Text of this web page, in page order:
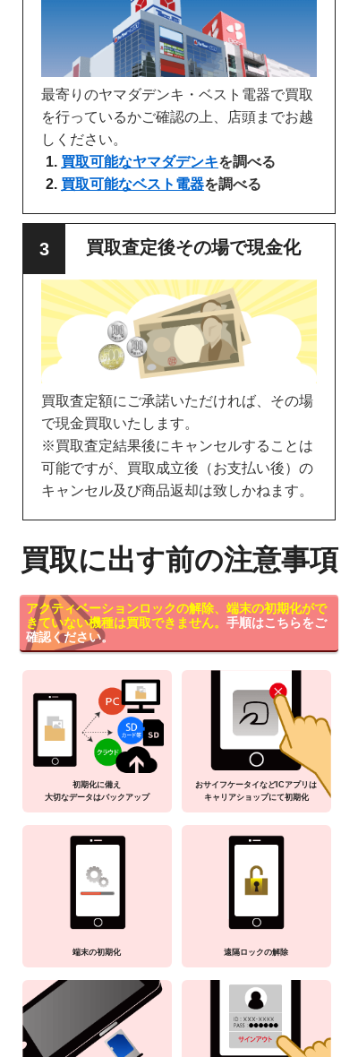
最寄りのヤマダデンキ・ベスト電器で買取
を行っているかご確認の上、店頭までお越
しください。
買取可能なヤマダデンキを調べる
買取可能なベスト電器を調べる
買取査定後その場で現金化
買取査定額にご承諾いただければ、その場
で現金買取いたします。
※買取査定結果後にキャンセルすることは
可能ですが、買取成立後（お支払い後）の
キャンセル及び商品返却は致しかねます。
買取に出す前の注意事項
アクティベーションロックの解除、端末の初期化がで
きていない機種は買取できません。 手順はこちらをご
確認ください。
初期化に備え
大切なデータはバックアップ
おサイフケータイなどICアプリは
キャリアショップにて初期化
端末の初期化 遠隔ロックの解除